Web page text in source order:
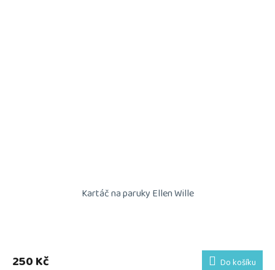
Kartáč na paruky Ellen Wille
produktu
250 Kč Do košíku